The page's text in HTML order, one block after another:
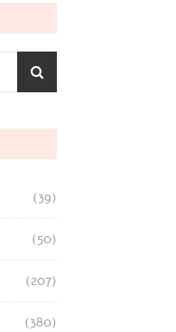
(39)
(50)
(207)
(380)